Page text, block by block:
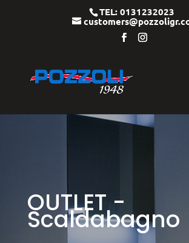
TEL: 0131232023
OUTLET -
Scaldabagno